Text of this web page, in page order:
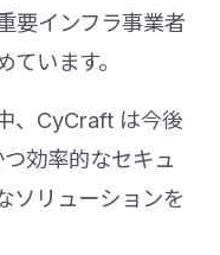
要インフラ事業者
います。
、CyCraft は今後
効率的なセキュ
ソリューションを